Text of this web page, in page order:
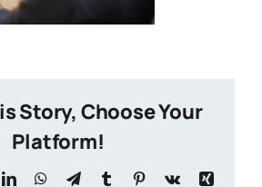
Story, Choose Your
Platform!
LinkedInWhatsApp
TelegramTumblr Pinterest
Vk
Xing